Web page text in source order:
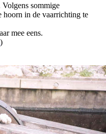
sommige
hoorn in de vaarrichting te
mee eens.
)